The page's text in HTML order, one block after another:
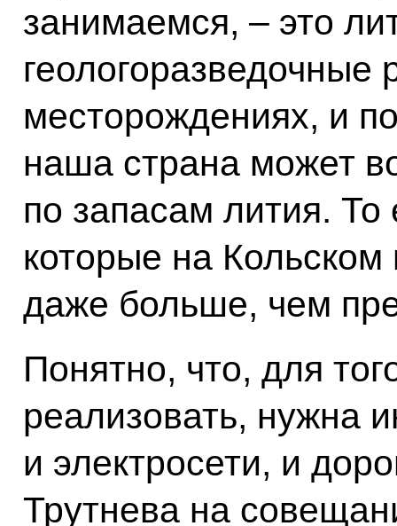
занимаемся, – это
месторождениях, и
наша страна может
по запасам лития.
которые на Кольском
даже больше, чем
Понятно, что, для
реализовать, нужна
и электросети, и
Трутнева на